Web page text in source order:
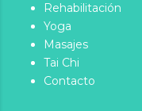
Rehabilitación
Yoga
Masajes
Tai Chi
Contacto